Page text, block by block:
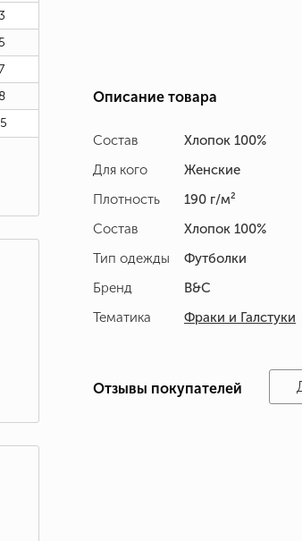
Описание товара
Состав
Хлопок 100%
Для кого
Женские
Плотность
190 г/м²
Состав
Хлопок 100%
Тип одежды
Футболки
Бренд
B&C
Тематика
Фраки и Галстуки
Отзывы покупателей